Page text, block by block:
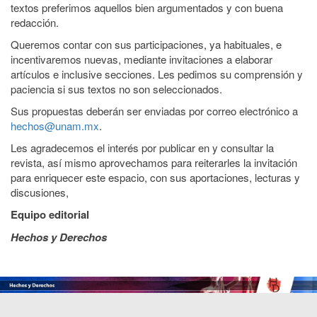
textos preferimos aquellos bien argumentados y con buena
redacción.
Queremos contar con sus participaciones, ya habituales, e
incentivaremos nuevas, mediante invitaciones a elaborar
artículos e inclusive secciones. Les pedimos su comprensión y
paciencia si sus textos no son seleccionados.
Sus propuestas deberán ser enviadas por correo electrónico a
hechos@unam.mx.
Les agradecemos el interés por publicar en y consultar la
revista, así mismo aprovechamos para reiterarles la invitación
para enriquecer este espacio, con sus aportaciones, lecturas y
discusiones,
Equipo editorial
Hechos y Derechos